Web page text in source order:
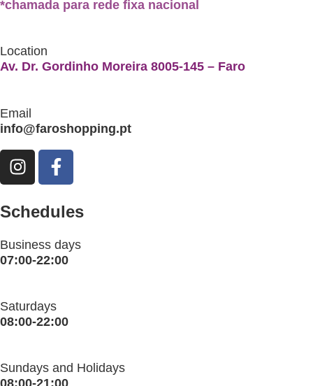
*chamada para rede fixa nacional
Location
Av. Dr. Gordinho Moreira 8005-145 – Faro
Email
info@faroshopping.pt
Schedules
Business days
07:00-22:00
Saturdays
08:00-22:00
Sundays and Holidays